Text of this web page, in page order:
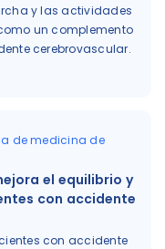
y las actividades
un complemento
cerebrovascular.
de medicina de
el equilibrio y
con accidente
con accidente